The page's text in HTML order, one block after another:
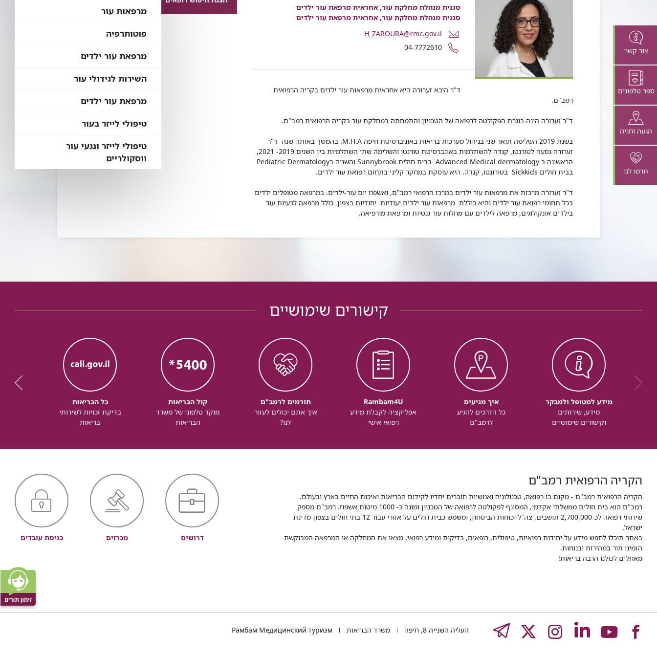
צור קשר
ספר טלפונים
הגעה וחניה
תרמו לנו
מרפאות עור
פוטותרפיה
מרפאת עור ילדים
השירות לגידולי עור
מרפאת עור ילדים
טיפולי לייזר בעור
טיפולי לייזר ונגעי עור
ווסקולריים
סגנית מנהלת מחלקת עור, אחראית מרפאת עור ילדים
סגנית מנהלת מחלקת עור, אחראית מרפאת עור ילדים
דואר
אלקטרוני
ד"ר
H_ZAROURA@rmc.gov.il
מספר
היבא
04-7772610
ד"ר היבא זערורה היא אחראית מרפאות עור ילדים בקריה הרפואית
רמב"ם.
ד"ר זערורה הינה בוגרת הפקולטה לרפואה של הטכניון והתמחתה במחלקת עור בקריה הרפואית רמב"ם.
בשנת 2019 השלימה תואר שני בניהול מערכות בריאות באוניברסיטת חיפה M.H.A. בהמשך באותה שנה ד"ר
זערורה נסעה לטורנטו, קנדה להשתלמות באונברסיטת טורנטו והשלימה שתי השתלמיות בין השנים 2019- 2021,
בבית חולים Sickkids בטורונטו, קנדה. היא עוסקת במחקר קליני בתחום רפואת עור ילדים.
ד"ר זערורה מרכזת את מרפאות עור ילדים במרכז הרפואי רמב"ם, ואשפוז יום עור-ילדים. במרפאה מטופלים ילדים
בכל תחומי רפואת עור ילדים והיא כוללת מרפאות עור ילדים יעודיות יחודיות בצפון כולל מרפאה לבעיות עור
בילדים אונקולוגים, מרפאה לילדים עם מחלות עור גנטיות ומרפאת מורפיאה.
קישורים שימושיים
מידע למטופל ולמבקר
מידע, שירותים
וקישורים שימושיים
איך מגיעים
כל הדרכים להגיע
לרמב"ם
Rambam4U
אפליקציה לקבלת מידע
רפואי אישי
תורמים לרמב"ם
איך אתם יכולים לעזור
לנו?
קול הבריאות
מוקד טלפוני של משרד
הבריאות
כל הבריאות
בדיקת זכויות לשירותי
בריאות
הקריה הרפואית רמב"ם
הקריה הרפואית רמב"ם - מקום בו רפואה, טכנולוגיה ואנושיות חוברים יחדיו לקידום הבריאות ואיכות החיים בארץ ובעולם.
רמב"ם הוא בית חולים ממשלתי אקדמי, המסונף לפקולטה לרפואה של הטכניון ומונה כ- 1000 מיטות אשפוז. רמב"ם מספק
שירותי רפואה לכ-2,700,000 תושבים, צה"ל וכוחות הביטחון, ומשמש כבית חולים על אזורי עבור 12 בתי חולים בצפון מדינת
ישראל.
באתר תוכלו לחפש מידע על יחידות רפואיות, טיפולים, רופאים, בדיקות ומידע רפואי. מצאו את המחלקה או המרפאה המבוקשת
הזמינו תור במהירות ובנוחות.
מאחלים לכולנו הרבה בריאות!
דרושים מכרזים כניסת עובדים
לעמוד
לעמוד
לעמוד
לעמוד
לעמודTELEGRAM
העליה השנייה 8, חיפה משרד הבריאות Рамбам Медицинский туризм